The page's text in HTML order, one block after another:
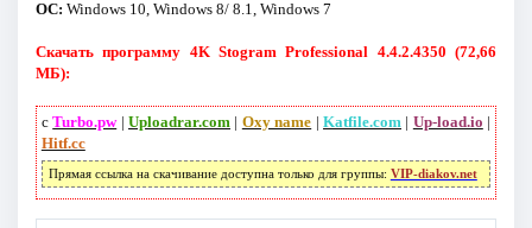
ОС: Windows 10, Windows 8/ 8.1, Windows 7
Скачать программу 4K Stogram Professional 4.4.2.4350 (72,66
МБ):
сTurbo.pw|Uploadrar.com | Oxy name |Katfile.com | Up-load.io |
Hitf.cc
Прямая ссылка на скачивание доступна только для группы: VIP-diakov.net